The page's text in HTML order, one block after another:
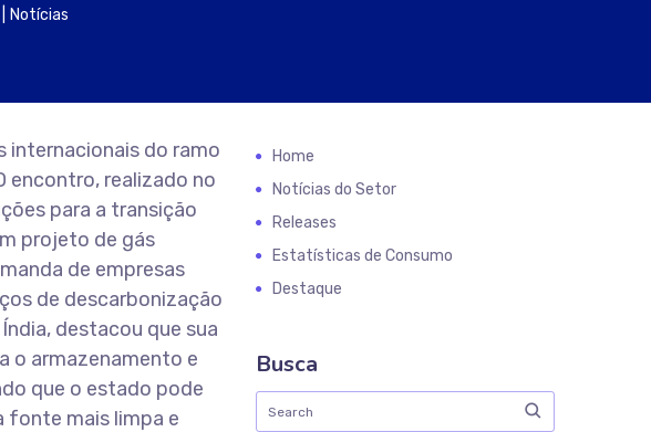
Notícias
internacionais do ramo
encontro, realizado no
para a transição
projeto de gás
de empresas
de descarbonização
destacou que sua
o armazenamento e
que o estado pode
fonte mais limpa e
Home
Notícias do Setor
Releases
Estatísticas de Consumo
Destaque
Busca